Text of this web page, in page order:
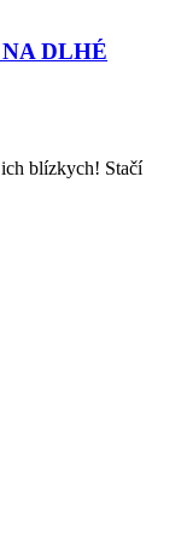
DLHÉ
blízkych! Stačí